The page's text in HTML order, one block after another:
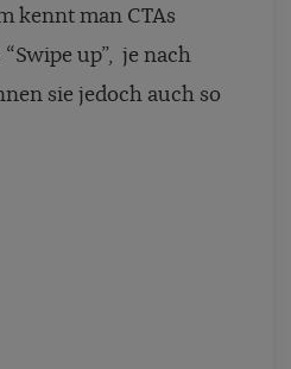
kennt man CTAs
up”, je nach
sie jedoch auch so